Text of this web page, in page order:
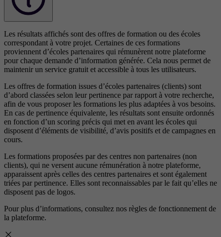
Les résultats affichés sont des offres de formation ou des écoles
correspondant à votre projet. Certaines de ces formations
proviennent d’écoles partenaires qui rémunèrent notre plateforme
pour chaque demande d’information générée. Cela nous permet de
maintenir un service gratuit et accessible à tous les utilisateurs.
Les offres de formation issues d’écoles partenaires (clients) sont
d’abord classées selon leur pertinence par rapport à votre recherche,
afin de vous proposer les formations les plus adaptées à vos besoins.
En cas de pertinence équivalente, les résultats sont ensuite ordonnés
en fonction d’un scoring précis qui met en avant les écoles qui
disposent d’éléments de visibilité, d’avis positifs et de campagnes en
cours.
Les formations proposées par des centres non partenaires (non
clients), qui ne versent aucune rémunération à notre plateforme,
apparaissent après celles des centres partenaires et sont également
triées par pertinence. Elles sont reconnaissables par le fait qu’elles ne
disposent pas de logos.
Pour plus d’informations, consultez nos règles de fonctionnement de
la plateforme.